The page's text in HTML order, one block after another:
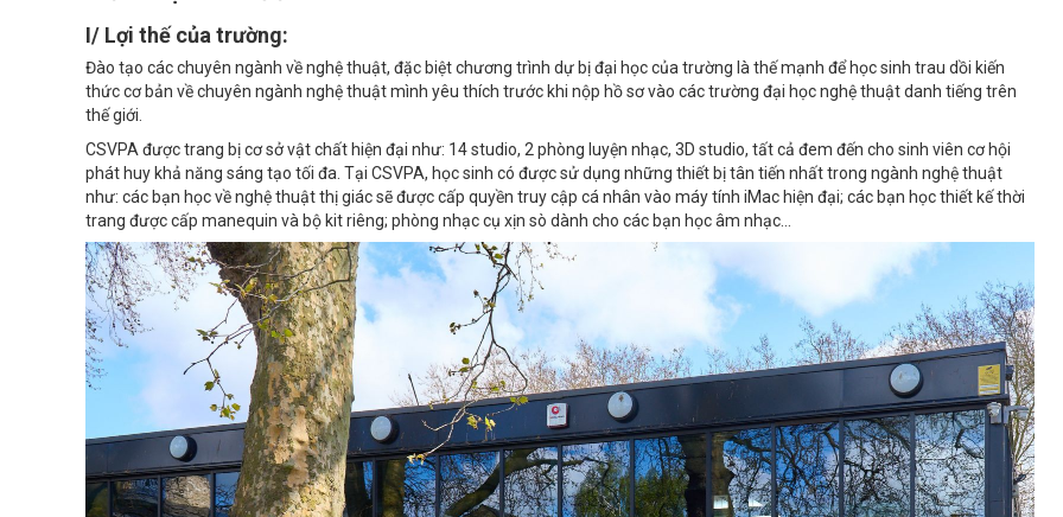
I/ Lợi thế của trường:
Đào tạo các chuyên ngành về nghệ thuật, đặc biệt chương trình dự bị đại học của trường là thế mạnh để học sinh trau dồi kiến
thức cơ bản về chuyên ngành nghệ thuật mình yêu thích trước khi nộp hồ sơ vào các trường đại học nghệ thuật danh tiếng trên
thế giới.
CSVPA được trang bị cơ sở vật chất hiện đại như: 14 studio, 2 phòng luyện nhạc, 3D studio, tất cả đem đến cho sinh viên cơ hội
phát huy khả năng sáng tạo tối đa. Tại CSVPA, học sinh có được sử dụng những thiết bị tân tiến nhất trong ngành nghệ thuật
như: các bạn học về nghệ thuật thị giác sẽ được cấp quyền truy cập cá nhân vào máy tính iMac hiện đại; các bạn học thiết kế thời
trang được cấp manequin và bộ kit riêng; phòng nhạc cụ xịn sò dành cho các bạn học âm nhạc…